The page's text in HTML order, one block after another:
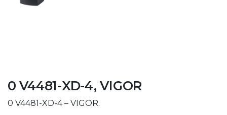
0 V4481-XD-4, VIGOR
0 V4481-XD-4 – VIGOR.